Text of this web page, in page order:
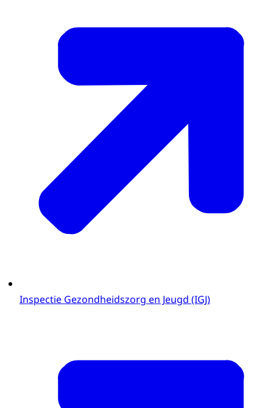
Inspectie Gezondheidszorg en Jeugd (IGJ)